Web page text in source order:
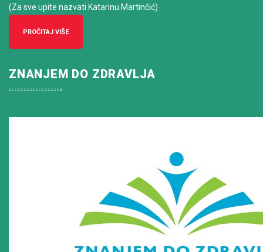
(Za sve upite nazvati Katarinu Martinčić)
PROČITAJ VIŠE
ZNANJEM DO ZDRAVLJA